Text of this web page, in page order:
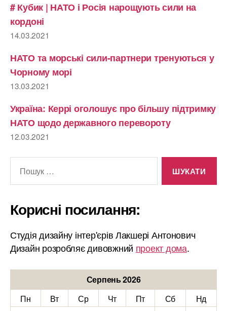
# Кубик | НАТО і Росія нарощують сили на
кордоні
14.03.2021
НАТО та морські сили-партнери тренуються у
Чорному морі
13.03.2021
Україна: Керрі оголошує про більшу підтримку
НАТО щодо державного перевороту
12.03.2021
Корисні посилання:
Студія дизайну інтер'єрів Лакшері Антонович
Дизайн розробляє дивовжний проект дома.
Серпень 2026
Пн
Вт Ср Чт Пт Сб
Нд